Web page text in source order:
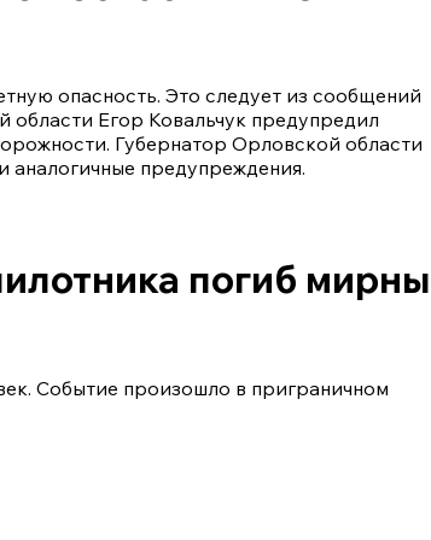
опасность. Это следует из сообщений
Егор Ковальчук предупредил
Губернатор Орловской области
предупреждения.
погиб
Событие произошло в приграничном